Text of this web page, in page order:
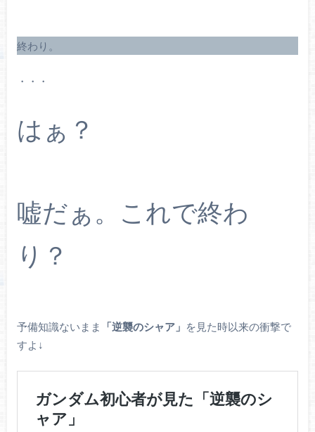
終わり。
・・・
はぁ？
嘘だぁ。これで終わ
り？
予備知識ないまま 「逆襲のシャア」 を見た時以来の衝撃で
すよ↓